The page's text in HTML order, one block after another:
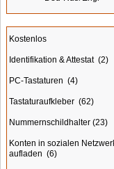
Kostenlos
Identifikation & Attestat (2)
PC-Tastaturen (4)
Tastaturaufkleber (62)
Nummernschildhalter (23)
Konten in sozialen
aufladen (6)